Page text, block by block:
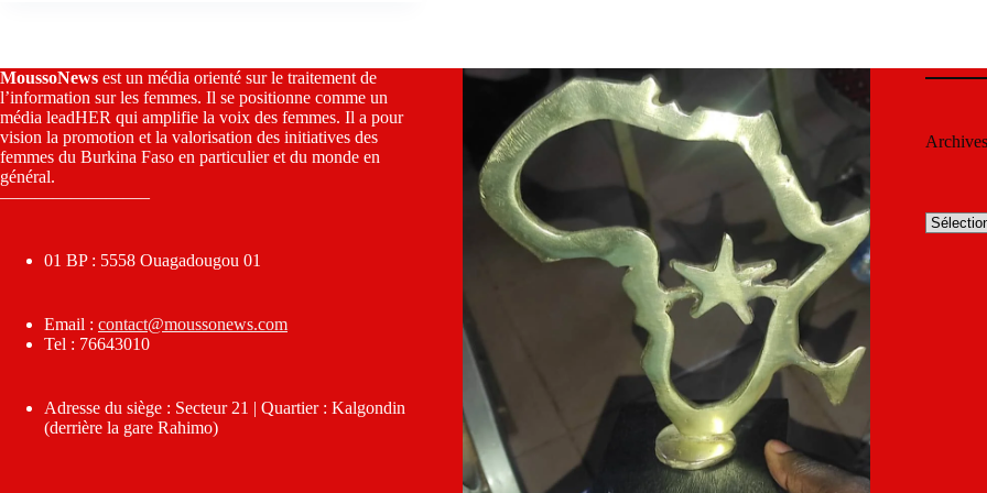
MoussoNews est un média orienté sur le traitement de
l’information sur les femmes. Il se positionne comme un
média leadHER qui amplifie la voix des femmes. Il a pour
vision la promotion et la valorisation des initiatives des
femmes du Burkina Faso en particulier et du monde en
général.
————————–
01 BP : 5558 Ouagadougou 01
Email : contact@moussonews.com
Tel : 76643010
Adresse du siège : Secteur 21 | Quartier : Kalgondin
(derrière la gare Rahimo)
Archives
Archives